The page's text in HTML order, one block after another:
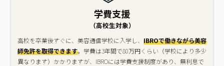
学費支援
（高校生対象）
高校を卒業後すぐに、美容通信学校に入学し、 IBROで働きながら美容
師免許を取得できます。学費は3年間で80万円くらい（学校により多少
異なります）かかりますが、IBROには学費支援制度があり、無利息で